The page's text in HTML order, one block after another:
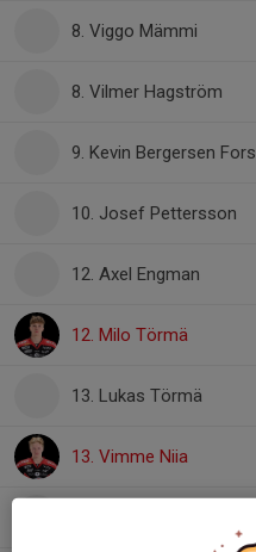
8. Viggo Mämmi
8. Vilmer Hagström
9. Kevin Bergersen Fors
10. Josef Pettersson
12. Axel Engman
12. Milo Törmä
13. Lukas Törmä
13. Vimme Niia